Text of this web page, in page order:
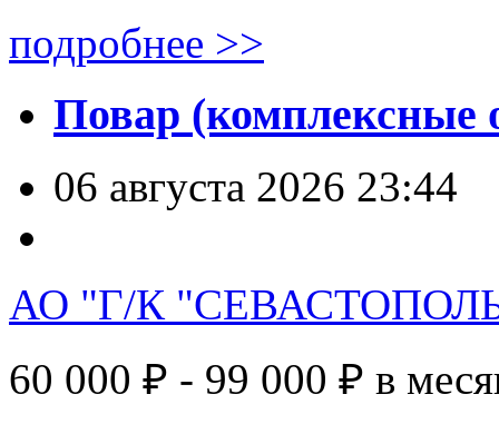
подробнее >>
Повар (комплексные
06 августа 2026 23:44
АО "Г/К
60 000 ₽ - 99 000 ₽ в